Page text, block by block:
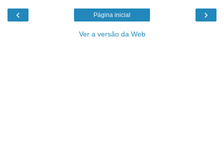
‹ ›
Página inicial
Ver a versão da Web